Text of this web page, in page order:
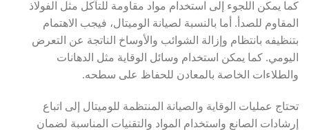
كما يمكن اللجوء إلى استخدام مواد مقاومة للتآكل مثل الفولاذ
المقاوم للصدأ. أما بالنسبة لصيانة الوميتال، فيجب الاهتمام
بتنظيفه بانتظام وإزالة الشوائب والأوساخ الناتجة عن التعرض
اليومي. كما يمكن استخدام وسائل الوقاية مثل الدهانات
والطلاءات الخاصة بالمعادن للحفاظ على سطحه.
تحتاج عمليات الوقاية والصيانة المنتظمة للوميتال إلى اتباع
إرشادات الصانع واستخدام المواد والتقنيات المناسبة لضمان